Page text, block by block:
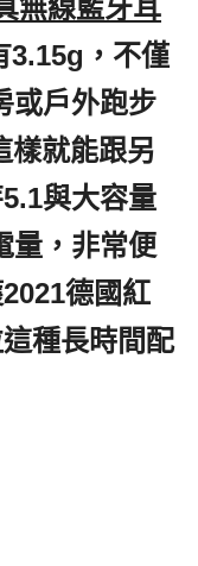
無線藍牙耳
3.15g，不僅
或戶外跑步
樣就能跟另
與大容量
量，非常便
德國紅
種長時間配